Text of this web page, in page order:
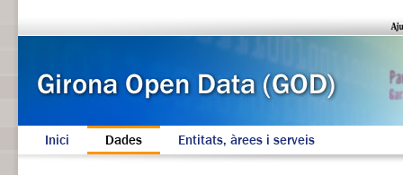
Inici Dades Entitats, àrees i serveis